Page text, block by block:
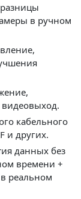
в ручном
кабельного
и других.
данных без
времени +
реальном